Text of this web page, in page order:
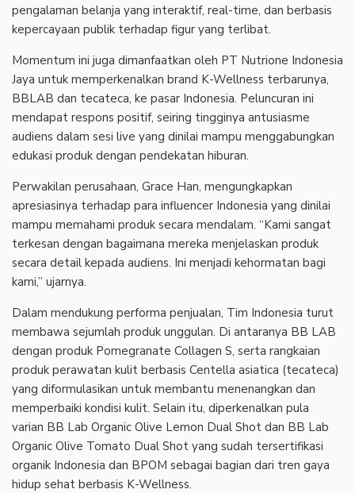
pengalaman belanja yang interaktif, real-time, dan berbasis
kepercayaan publik terhadap figur yang terlibat.
Momentum ini juga dimanfaatkan oleh PT Nutrione Indonesia
Jaya untuk memperkenalkan brand K-Wellness terbarunya,
BBLAB dan tecateca, ke pasar Indonesia. Peluncuran ini
mendapat respons positif, seiring tingginya antusiasme
audiens dalam sesi live yang dinilai mampu menggabungkan
edukasi produk dengan pendekatan hiburan.
Perwakilan perusahaan, Grace Han, mengungkapkan
apresiasinya terhadap para influencer Indonesia yang dinilai
mampu memahami produk secara mendalam. “Kami sangat
terkesan dengan bagaimana mereka menjelaskan produk
secara detail kepada audiens. Ini menjadi kehormatan bagi
kami,” ujarnya.
Dalam mendukung performa penjualan, Tim Indonesia turut
membawa sejumlah produk unggulan. Di antaranya BB LAB
dengan produk Pomegranate Collagen S, serta rangkaian
produk perawatan kulit berbasis Centella asiatica (tecateca)
yang diformulasikan untuk membantu menenangkan dan
memperbaiki kondisi kulit. Selain itu, diperkenalkan pula
varian BB Lab Organic Olive Lemon Dual Shot dan BB Lab
Organic Olive Tomato Dual Shot yang sudah tersertifikasi
organik Indonesia dan BPOM sebagai bagian dari tren gaya
hidup sehat berbasis K-Wellness.